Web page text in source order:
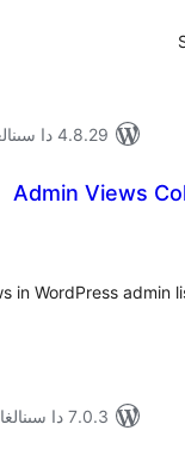
4.8.29 دا سىنالغان
Admin Views
in WordPress
7.0.3 دا سىنالغان